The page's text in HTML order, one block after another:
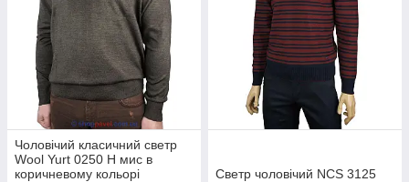
Чоловічий класичний светр
Wool Yurt 0250 Н мис в
коричневому кольорі
Светр чоловічий NCS 3125